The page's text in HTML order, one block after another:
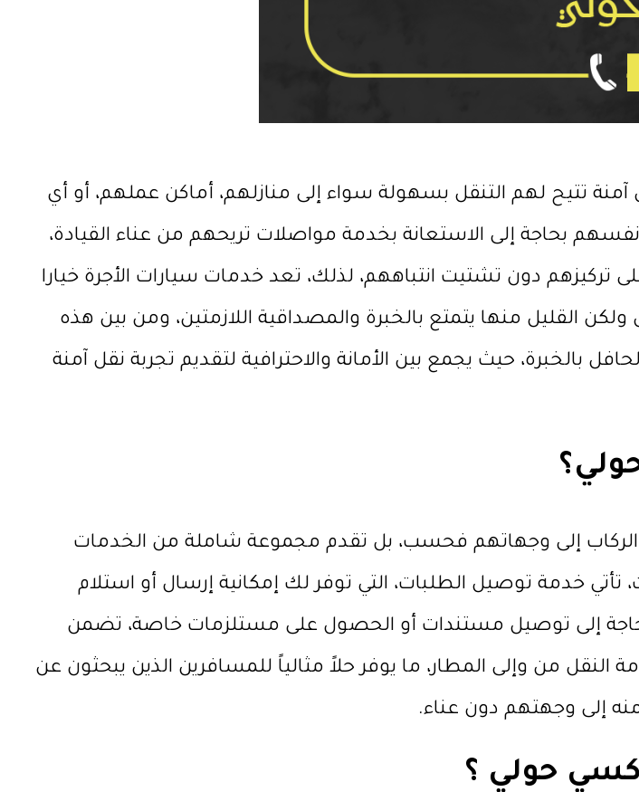
تتيح لهم التنقل بسهولة سواء إلى منازلهم، أماكن عملهم، أو أي
بحاجة إلى الاستعانة بخدمة مواصلات تريحهم من عناء القيادة،
دون تشتيت انتباههم، لذلك، تعد خدمات سيارات الأجرة خيارا
القليل منها يتمتع بالخبرة والمصداقية اللازمتين، ومن بين هذه
بالخبرة، حيث يجمع بين الأمانة والاحترافية لتقديم تجربة نقل آمنة
الركاب إلى وجهاتهم فحسب، بل تقدم مجموعة شاملة من الخدمات
تأتي خدمة توصيل الطلبات، التي توفر لك إمكانية إرسال أو استلام
إلى توصيل مستندات أو الحصول على مستلزمات خاصة، تضمن
النقل من وإلى المطار، ما يوفر حلاً مثالياً للمسافرين الذين يبحثون عن
إلى وجهتهم دون عناء.
حولي ؟